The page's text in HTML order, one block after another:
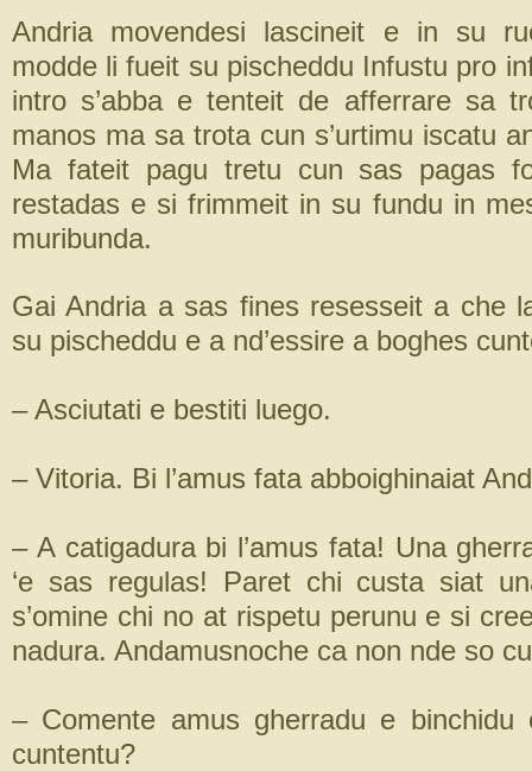
Andria movendesi lascineit e in su
modde li fueit su pischeddu Infustu pro
intro s’abba e tenteit de afferrare sa
manos ma sa trota cun s’urtimu iscatu
Ma fateit pagu tretu cun sas pagas
restadas e si frimmeit in su fundu in
muribunda.
Gai Andria a sas fines resesseit a che
su pischeddu e a nd’essire a boghes
– Asciutati e bestiti luego.
– Vitoria. Bi l’amus fata abboighinaiat
– A catigadura bi l’amus fata! Una
‘e sas regulas! Paret chi custa siat
s’omine chi no at rispetu perunu e si
nadura. Andamusnoche ca non nde so
– Comente amus gherradu e
cuntentu?